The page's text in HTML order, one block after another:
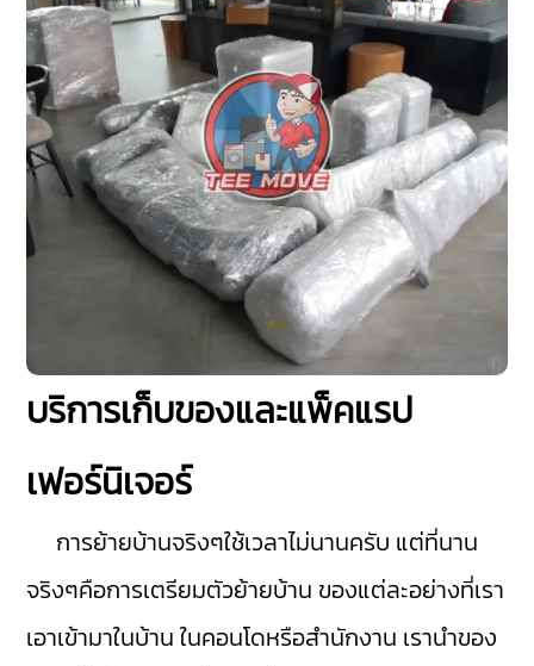
บริการเก็บของและแพ็คแรป
เฟอร์นิเจอร์
การย้ายบ้านจริงๆใช้เวลาไม่นานครับ แต่ที่นาน
จริงๆคือการเตรียมตัวย้ายบ้าน ของแต่ละอย่างที่เรา
เอาเข้ามาในบ้าน ในคอนโดหรือสำนักงาน เรานำของ